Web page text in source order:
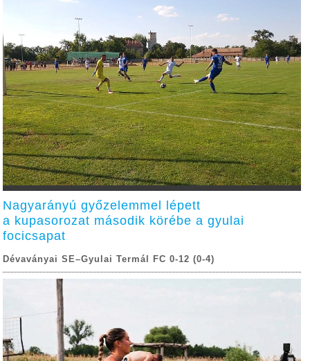
Nagyarányú győzelemmel lépett
a kupasorozat második körébe a gyulai
focicsapat
Dévaványai SE–Gyulai Termál FC 0-12 (0-4)